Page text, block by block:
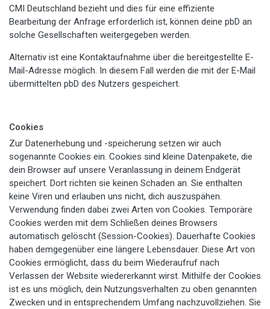
CMI Deutschland bezieht und dies für eine effiziente
Bearbeitung der Anfrage erforderlich ist, können deine pbD an
solche Gesellschaften weitergegeben werden.
Alternativ ist eine Kontaktaufnahme über die bereitgestellte E-
Mail-Adresse möglich. In diesem Fall werden die mit der E-Mail
übermittelten pbD des Nutzers gespeichert.
Cookies
Zur Datenerhebung und -speicherung setzen wir auch
sogenannte Cookies ein. Cookies sind kleine Datenpakete, die
dein Browser auf unsere Veranlassung in deinem Endgerät
speichert. Dort richten sie keinen Schaden an. Sie enthalten
keine Viren und erlauben uns nicht, dich auszuspähen.
Verwendung finden dabei zwei Arten von Cookies. Temporäre
Cookies werden mit dem Schließen deines Browsers
automatisch gelöscht (Session-Cookies). Dauerhafte Cookies
haben demgegenüber eine längere Lebensdauer. Diese Art von
Cookies ermöglicht, dass du beim Wiederaufruf nach
Verlassen der Website wiedererkannt wirst. Mithilfe der Cookies
ist es uns möglich, dein Nutzungsverhalten zu oben genannten
Zwecken und in entsprechendem Umfang nachzuvollziehen. Sie